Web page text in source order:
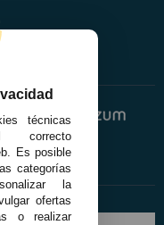
técnicas
correcto
Es posible
categorías
la
ofertas
o realizar